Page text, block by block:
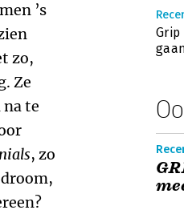
’s
zo,
Ze
te
, zo